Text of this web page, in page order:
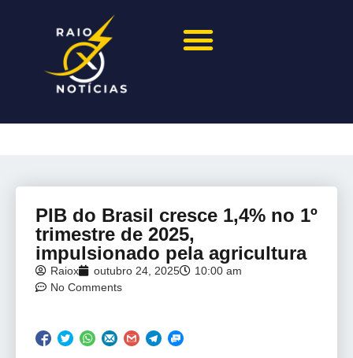
PIB do Brasil cresce 1,4% no 1º
trimestre de 2025,
impulsionado pela agricultura
Raiox outubro 24, 2025
10:00 am
No Comments